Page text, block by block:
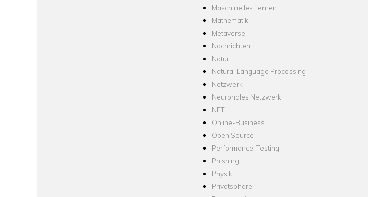
Maschinelles Lernen
Mathematik
Metaverse
Nachrichten
Natur
Natural Language Processing
Netzwerk
Neuronales Netzwerk
NFT
Online-Business
Open Source
Performance-Testing
Phishing
Physik
Privatsphäre